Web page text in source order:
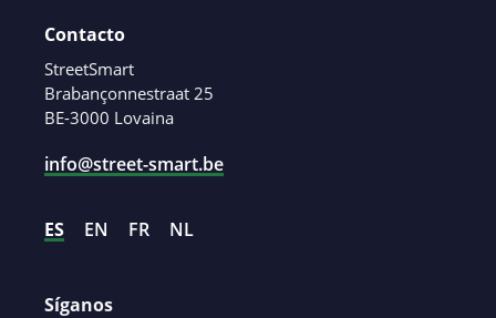
Contacto
StreetSmart
Brabançonnestraat 25
BE-3000 Lovaina
info@street-smart.be
ES EN FR NL
Síganos